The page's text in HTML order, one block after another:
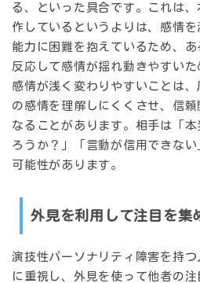
る、といった具合です。これは
作しているというよりは、感情
能力に困難を抱えているため、
反応して感情が揺れ動きやすいた
感情が浅く変わりやすいことは
の感情を理解しにくくさせ、信
なることがあります。相手は「
ろうか？」「言動が信用できな
可能性があります。
外見を利用して注目を集
演技性パーソナリティ障害を持
に重視し、 外見を使って他者の